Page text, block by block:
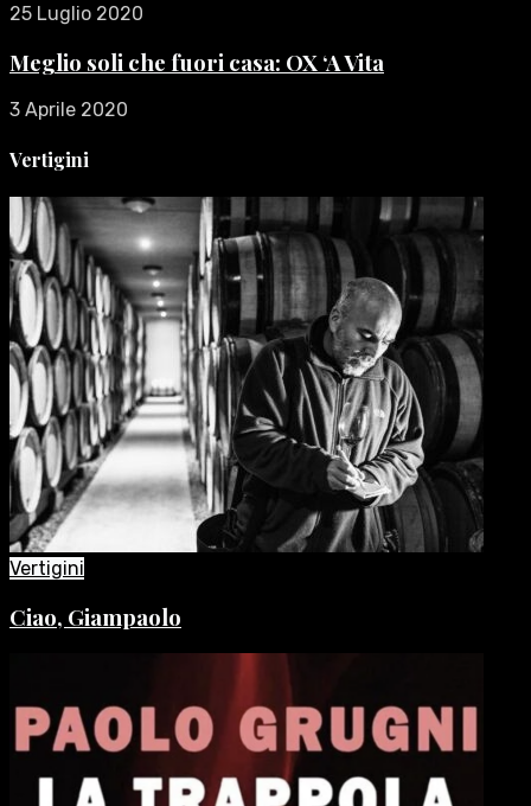
25 Luglio 2020
Meglio soli che fuori casa: OX ‘A Vita
3 Aprile 2020
Vertigini
Vertigini
Ciao, Giampaolo